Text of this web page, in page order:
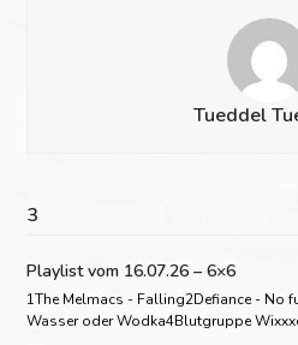
Tueddel
3
Playlist vom 16.07.26 – 6×6
1The Melmacs - Falling2Defiance - No
Wasser oder Wodka4Blutgruppe